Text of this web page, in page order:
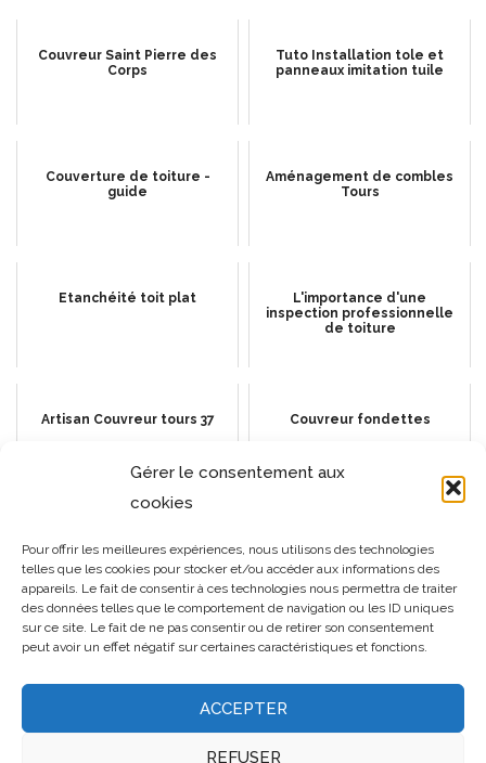
Gérer le consentement aux
cookies
Pour offrir les meilleures expériences, nous utilisons des technologies
telles que les cookies pour stocker et/ou accéder aux informations des
appareils. Le fait de consentir à ces technologies nous permettra de traiter
des données telles que le comportement de navigation ou les ID uniques
sur ce site. Le fait de ne pas consentir ou de retirer son consentement
peut avoir un effet négatif sur certaines caractéristiques et fonctions.
ACCEPTER
REFUSER
Couvreur Saint Pierre des
Corps
Tuto Installation tole et
panneaux imitation tuile
Couverture de toiture -
guide
Aménagement de combles
Tours
Etanchéité toit plat
L'importance d'une
inspection professionnelle
de toiture
Artisan Couvreur tours 37 Couvreur fondettes
Fuite toiture par forte pluie :
que faire
outils pour des travaux de
toiture et de charpente de
qualité ?